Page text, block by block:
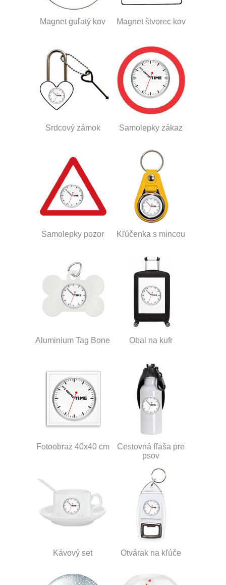
Magnet guľatý kov Magnet štvorec kov
Srdcový zámok Samolepky zákaz
Samolepky pozor Kľúčenka s mincou
Aluminium Tag Bone Obal na kufr
Fotoobraz 40x40 cm
Cestovná fľaša pre
psov
Kávový set Otvárak na kľúče